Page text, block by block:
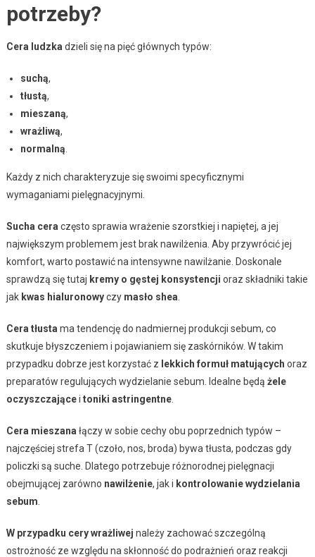
potrzeby?
Cera ludzka dzieli się na pięć głównych typów:
suchą,
tłustą,
mieszaną,
wrażliwą,
normalną
Każdy z nich charakteryzuje się swoimi specyficznymi
wymaganiami pielęgnacyjnymi.
Sucha cera często sprawia wrażenie szorstkiej i napiętej, a jej
największym problemem jest brak nawilżenia. Aby przywrócić jej
komfort, warto postawić na intensywne nawilżanie. Doskonale
sprawdzą się tutaj kremy o gęstej konsystencji oraz składniki takie
jak kwas hialuronowyczy masło shea
Cera tłusta ma tendencję do nadmiernej produkcji sebum, co
skutkuje błyszczeniem i pojawianiem się zaskórników. W takim
przypadku dobrze jest korzystać z lekkich formuł matujących oraz
preparatów regulujących wydzielanie sebum. Idealne będą żele
oczyszczającei toniki astringentne.
Cera mieszana łączy w sobie cechy obu poprzednich typów –
najczęściej strefa T (czoło, nos, broda) bywa tłusta, podczas gdy
policzki są suche. Dlatego potrzebuje różnorodnej pielęgnacji
obejmującej zarówno nawilżenie, jak i kontrolowanie wydzielania
sebum
W przypadku cery wrażliwej należy zachować szczególną
ostrożność ze względu na skłonność do podrażnień oraz reakcji